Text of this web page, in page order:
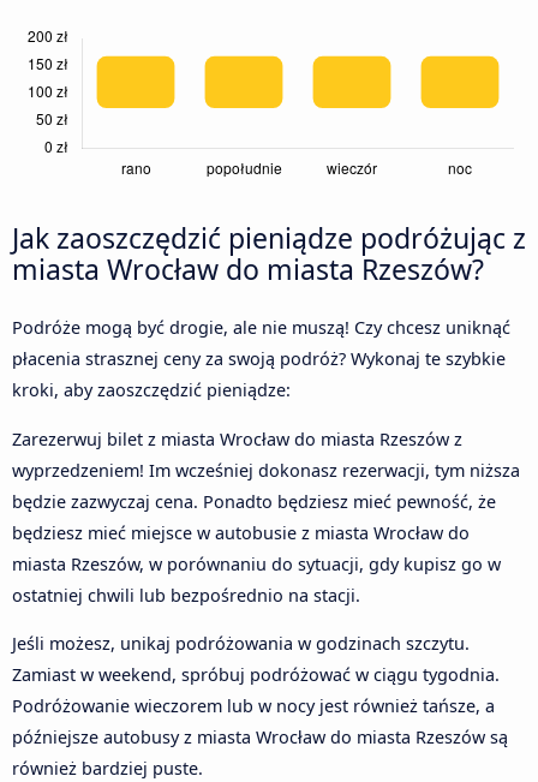
Jak zaoszczędzić pieniądze podróżując z
miasta Wrocław do miasta Rzeszów?
Podróże mogą być drogie, ale nie muszą! Czy chcesz uniknąć
płacenia strasznej ceny za swoją podróż? Wykonaj te szybkie
kroki, aby zaoszczędzić pieniądze:
Zarezerwuj bilet z miasta Wrocław do miasta Rzeszów z
wyprzedzeniem! Im wcześniej dokonasz rezerwacji, tym niższa
będzie zazwyczaj cena. Ponadto będziesz mieć pewność, że
będziesz mieć miejsce w autobusie z miasta Wrocław do
miasta Rzeszów, w porównaniu do sytuacji, gdy kupisz go w
ostatniej chwili lub bezpośrednio na stacji.
Jeśli możesz, unikaj podróżowania w godzinach szczytu.
Zamiast w weekend, spróbuj podróżować w ciągu tygodnia.
Podróżowanie wieczorem lub w nocy jest również tańsze, a
późniejsze autobusy z miasta Wrocław do miasta Rzeszów są
również bardziej puste.